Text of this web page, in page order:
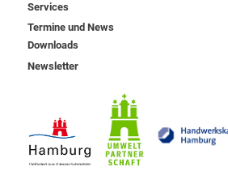
Services
Termine und News
Downloads
Newsletter